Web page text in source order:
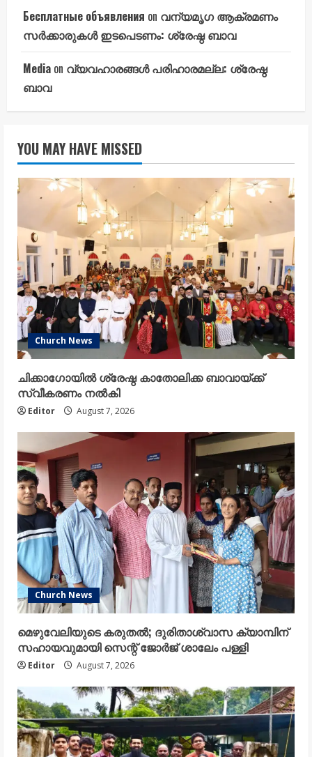
Бесплатные объявления on വന്യമൃഗ ആക്രമണം
സർക്കാരുകൾ ഇടപെടണം: ശ്രേഷ്ഠ ബാവ
Media on വ്യവഹാരങ്ങൾ പരിഹാരമല്ല: ശ്രേഷ്ഠ
ബാവ
YOU MAY HAVE MISSED
Church News
ചിക്കാഗോയിൽ ശ്രേഷ്ഠ കാതോലിക്ക ബാവായ്ക്ക്
സ്വീകരണം നൽകി
Editor August 7, 2026
Church News
മെഴുവേലിയുടെ കരുതൽ; ദുരിതാശ്വാസ ക്യാമ്പിന്
സഹായവുമായി സെന്റ് ജോർജ് ശാലേം പള്ളി
Editor August 7, 2026